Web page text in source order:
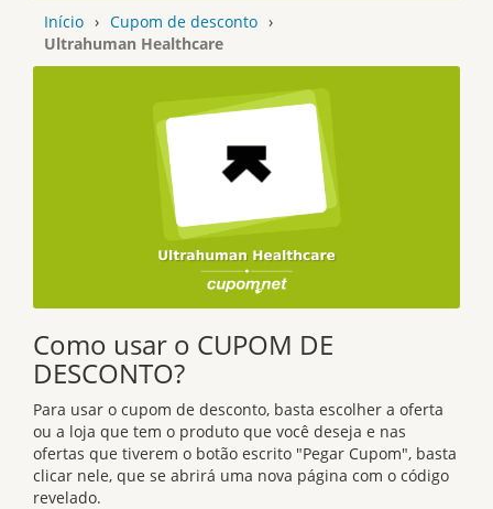
Início › Cupom de desconto ›
Ultrahuman Healthcare
Como usar o CUPOM DE
DESCONTO?
Para usar o cupom de desconto, basta escolher a oferta
ou a loja que tem o produto que você deseja e nas
ofertas que tiverem o botão escrito "Pegar Cupom", basta
clicar nele, que se abrirá uma nova página com o código
revelado.